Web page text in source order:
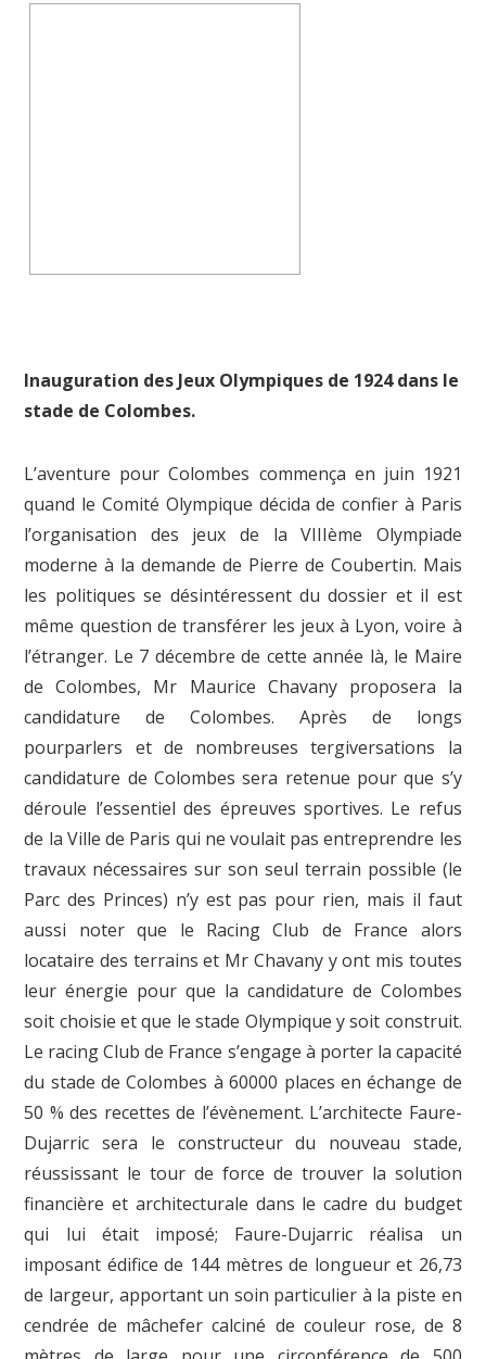
Inauguration des Jeux Olympiques de 1924 dans le
stade de Colombes.
L’aventure pour Colombes commença en juin 1921
quand le Comité Olympique décida de confier à Paris
l’organisation des jeux de la VIIIème Olympiade
moderne à la demande de Pierre de Coubertin. Mais
les politiques se désintéressent du dossier et il est
même question de transférer les jeux à Lyon, voire à
l’étranger. Le 7 décembre de cette année là, le Maire
de Colombes, Mr Maurice Chavany proposera la
candidature de Colombes. Après de longs
pourparlers et de nombreuses tergiversations la
candidature de Colombes sera retenue pour que s’y
déroule l’essentiel des épreuves sportives. Le refus
de la Ville de Paris qui ne voulait pas entreprendre les
travaux nécessaires sur son seul terrain possible (le
Parc des Princes) n’y est pas pour rien, mais il faut
aussi noter que le Racing Club de France alors
locataire des terrains et Mr Chavany y ont mis toutes
leur énergie pour que la candidature de Colombes
soit choisie et que le stade Olympique y soit construit.
Le racing Club de France s’engage à porter la capacité
du stade de Colombes à 60000 places en échange de
50 % des recettes de l’évènement. L’architecte Faure-
Dujarric sera le constructeur du nouveau stade,
réussissant le tour de force de trouver la solution
financière et architecturale dans le cadre du budget
qui lui était imposé; Faure-Dujarric réalisa un
imposant édifice de 144 mètres de longueur et 26,73
de largeur, apportant un soin particulier à la piste en
cendrée de mâchefer calciné de couleur rose, de 8